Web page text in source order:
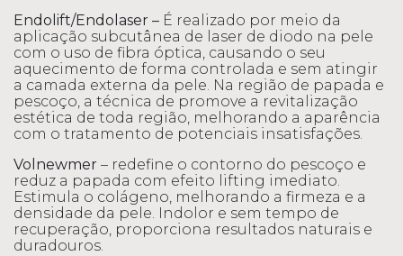
Endolift/Endolaser – É realizado por meio da
aplicação subcutânea de laser de diodo na pele
com o uso de fibra óptica, causando o seu
aquecimento de forma controlada e sem atingir
a camada externa da pele. Na região de papada e
pescoço, a técnica de promove a revitalização
estética de toda região, melhorando a aparência
com o tratamento de potenciais insatisfações.
Volnewmer – redefine o contorno do pescoço e
reduz a papada com efeito lifting imediato.
Estimula o colágeno, melhorando a firmeza e a
densidade da pele. Indolor e sem tempo de
recuperação, proporciona resultados naturais e
duradouros.